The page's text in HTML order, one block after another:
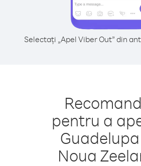
Selectați „Apel Viber Out” din
pentru a
Noua